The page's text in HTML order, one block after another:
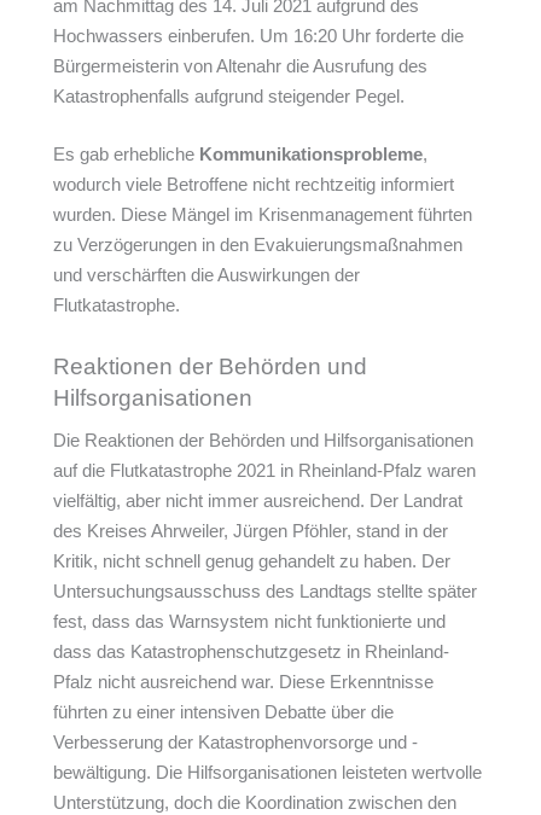
am Nachmittag des 14. Juli 2021 aufgrund des
Hochwassers einberufen. Um 16:20 Uhr forderte die
Bürgermeisterin von Altenahr die Ausrufung des
Katastrophenfalls aufgrund steigender Pegel.
Es gab erhebliche Kommunikationsprobleme,
wodurch viele Betroffene nicht rechtzeitig informiert
wurden. Diese Mängel im Krisenmanagement führten
zu Verzögerungen in den Evakuierungsmaßnahmen
und verschärften die Auswirkungen der
Flutkatastrophe.
Reaktionen der Behörden und
Hilfsorganisationen
Die Reaktionen der Behörden und Hilfsorganisationen
auf die Flutkatastrophe 2021 in Rheinland-Pfalz waren
vielfältig, aber nicht immer ausreichend. Der Landrat
des Kreises Ahrweiler, Jürgen Pföhler, stand in der
Kritik, nicht schnell genug gehandelt zu haben. Der
Untersuchungsausschuss des Landtags stellte später
fest, dass das Warnsystem nicht funktionierte und
dass das Katastrophenschutzgesetz in Rheinland-
Pfalz nicht ausreichend war. Diese Erkenntnisse
führten zu einer intensiven Debatte über die
Verbesserung der Katastrophenvorsorge und -
bewältigung. Die Hilfsorganisationen leisteten wertvolle
Unterstützung, doch die Koordination zwischen den